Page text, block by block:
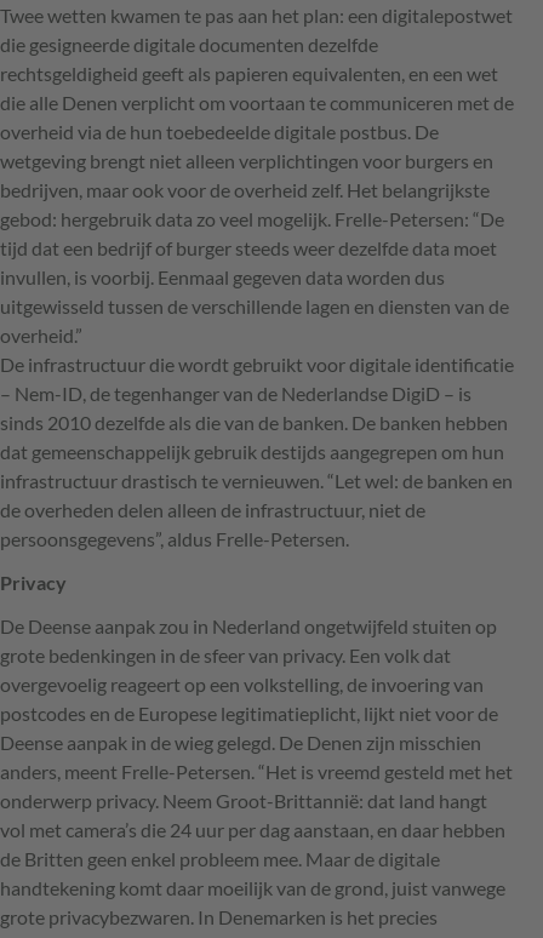
Twee wetten kwamen te pas aan het plan: een digitalepostwet
die gesigneerde digitale documenten dezelfde
rechtsgeldigheid geeft als papieren equivalenten, en een wet
die alle Denen verplicht om voortaan te communiceren met de
overheid via de hun toebedeelde digitale postbus. De
wetgeving brengt niet alleen verplichtingen voor burgers en
bedrijven, maar ook voor de overheid zelf. Het belangrijkste
gebod: hergebruik data zo veel mogelijk. Frelle-Petersen: “De
tijd dat een bedrijf of burger steeds weer dezelfde data moet
invullen, is voorbij. Eenmaal gegeven data worden dus
uitgewisseld tussen de verschillende lagen en diensten van de
overheid.”
De infrastructuur die wordt gebruikt voor digitale identificatie
– Nem-ID, de tegenhanger van de Nederlandse DigiD – is
sinds 2010 dezelfde als die van de banken. De banken hebben
dat gemeenschappelijk gebruik destijds aangegrepen om hun
infrastructuur drastisch te vernieuwen. “Let wel: de banken en
de overheden delen alleen de infrastructuur, niet de
persoonsgegevens”, aldus Frelle-Petersen.
Privacy
De Deense aanpak zou in Nederland ongetwijfeld stuiten op
grote bedenkingen in de sfeer van privacy. Een volk dat
overgevoelig reageert op een volkstelling, de invoering van
postcodes en de Europese legitimatieplicht, lijkt niet voor de
Deense aanpak in de wieg gelegd. De Denen zijn misschien
anders, meent Frelle-Petersen. “Het is vreemd gesteld met het
onderwerp privacy. Neem Groot-Brittannië: dat land hangt
vol met camera’s die 24 uur per dag aanstaan, en daar hebben
de Britten geen enkel probleem mee. Maar de digitale
handtekening komt daar moeilijk van de grond, juist vanwege
grote privacybezwaren. In Denemarken is het precies